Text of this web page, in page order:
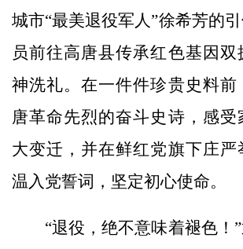
城市“最美退役军人”徐希芳的
员前往高唐县传承红色基因
神洗礼。在一件件珍贵史料前
唐革命先烈的奋斗史诗，感受
大变迁，并在鲜红党旗下庄严
温入党誓词，坚定初心使命。
“退役，绝不意味着褪色！”